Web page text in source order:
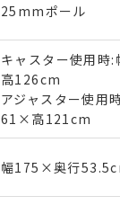
25mmポール
キャスター使用
高126cm
アジャスター使
61×高121cm
幅175×奥行